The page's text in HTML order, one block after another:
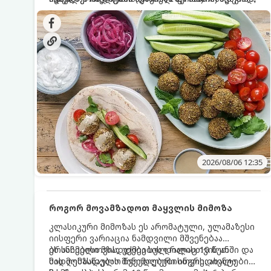
სალათებთან ერთად ან ტახინის (სესამის)
სოუსთან მირთმევისთვის.
იდეალურად შეინარჩუნოს და არ დაიშალოს.
დრო: 10–15 წუთი ულუფა: 20–24 ცალი ბურთულა
(4–6 პორცია)
2026/08/06 12:35
როგორ მოვამზადოთ მაყვლის მიმოზა
კლასიკური მიმოზას ეს არომატული, ულამაზესი
იისფერი ვარიაცია ნამდვილი მშვენებაა
ბრანჩებისთვის, უქმეების დილისთვის ან
სადღესასწაულო წვეულებებისთვის. ახალი
ეს სასმელი მზადდება სულ რაღაც 10 წუთში და
მის მომზადებას მინიმალური ინგრედიენტები